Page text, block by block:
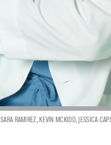
RAMIREZ, KEVIN MCKIDD, JESSICA